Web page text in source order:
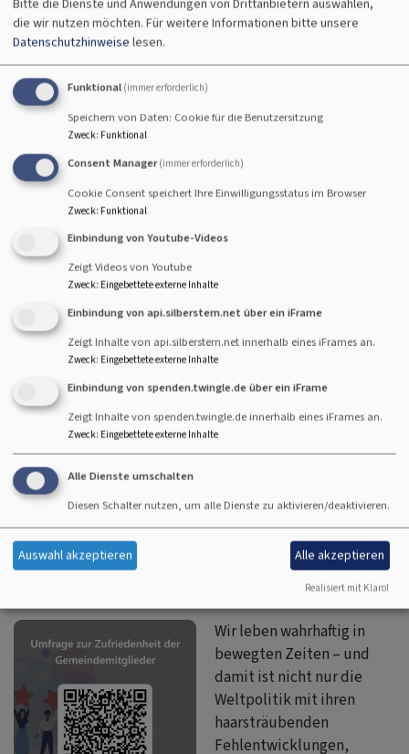
Neuer Gemeindebrief
erschienen
der
ist erschienen. Sie können
Vielen Dank an alle
Helfer, die ihn austragen!
Gemeindebrief 02/2026 6.49 MB
aus dem Kirchenvorstand der
Christuskirche
Wir leben wahrhaftig in
bewegten Zeiten – und
damit ist nicht nur die
Weltpolitik mit ihren
haarsträubenden
Fehlentwicklungen,
Bitte die Dienste und Anwendungen von Drittanbietern auswählen,
die wir nutzen möchten. Für weitere Informationen bitte unsere
Datenschutzhinweise lesen.
Funktional (immer erforderlich)
Speichern von Daten: Cookie für die Benutzersitzung
Zweck: Funktional
Consent Manager (immer erforderlich)
Cookie Consent speichert Ihre Einwilligungsstatus im Browser
Zweck: Funktional
Einbindung von Youtube-Videos
Zeigt Videos von Youtube
Zweck: Eingebettete externe Inhalte
Einbindung von api.silberstern.net über ein iFrame
Zeigt Inhalte von api.silberstern.net innerhalb eines iFrames an.
Zweck: Eingebettete externe Inhalte
Einbindung von spenden.twingle.de über ein iFrame
Zeigt Inhalte von spenden.twingle.de innerhalb eines iFrames an.
Zweck: Eingebettete externe Inhalte
Alle Dienste umschalten
Diesen Schalter nutzen, um alle Dienste zu aktivieren/deaktivieren.
Auswahl akzeptieren Alle akzeptieren
Realisiert mit Klaro!